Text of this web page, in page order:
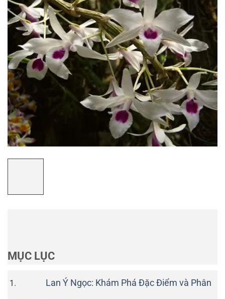
MỤC LỤC
Lan Ý Ngọc: Khám Phá Đặc Điểm và Phân